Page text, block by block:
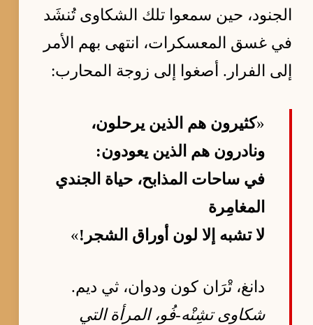
الجنود، حين سمعوا تلك الشكاوى تُنشَد
في غسق المعسكرات، انتهى بهم الأمر
إلى الفرار. أصغوا إلى زوجة المحارب:
«كثيرون هم الذين يرحلون،
ونادرون هم الذين يعودون:
في ساحات المذابح، حياة الجندي
المغامِرة
لا تشبه إلا لون أوراق الشجر!»
دانغ، تْرَان كون ودوان، ثي ديم.
شكاوى تشِنْه-فُو، المرأة التي